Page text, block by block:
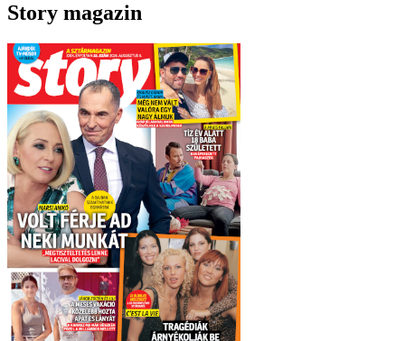
Story magazin